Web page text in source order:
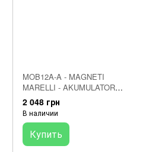
MOB12A-A - MAGNETI
MARELLI - AKUMULATOR
12AH/165A 12V L+
Аккумулятор
2 048 грн
В наличии
Купить